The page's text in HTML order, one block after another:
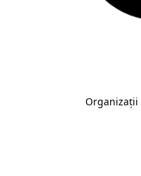
Organizații